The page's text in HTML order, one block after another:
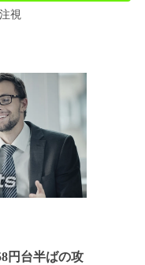
視
円台半ばの攻